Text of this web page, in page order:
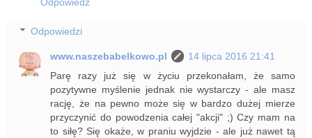
Odpowiedz
Odpowiedzi
www.naszebabelkowo.pl
14 lipca 2016 21:41
Parę razy już się w życiu przekonałam, że samo
pozytywne myślenie jednak nie wystarczy - ale masz
rację, że na pewno może się w bardzo dużej mierze
przyczynić do powodzenia całej "akcji" ;) Czy mam na
to siłę? Się okaże, w praniu wyjdzie - ale już nawet tą